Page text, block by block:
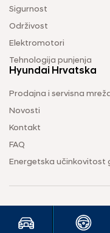
Sigurnost
Održivost
Elektromotori
Tehnologija punjenja
Hyundai Hrvatska
Prodajna i servisna
Novosti
Kontakt
FAQ
Energetska učinkovitost
2026 © Hyundai Hrvatska